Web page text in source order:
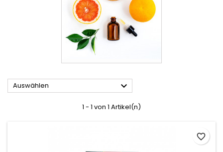
Auswählen 
1 - 1 von 1 Artikel(n)
favorite_border